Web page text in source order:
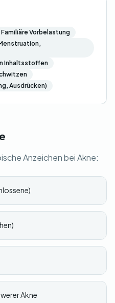
Familiäre Vorbelastung
Inhaltsstoffen
Ausdrücken)
Anzeichen bei Akne:
Akne